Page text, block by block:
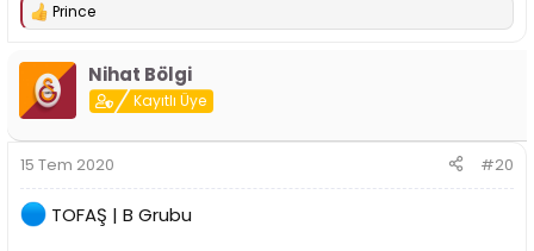
T
p
l
:
Prince
Nihat Bölgi
Kayıtlı Üye
15 Tem 2020 #20
TOFAŞ | B Grubu